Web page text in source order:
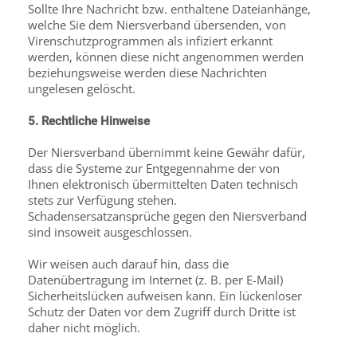
Sollte Ihre Nachricht bzw. enthaltene Dateianhänge,
welche Sie dem Niersverband übersenden, von
Virenschutzprogrammen als infiziert erkannt
werden, können diese nicht angenommen werden
beziehungsweise werden diese Nachrichten
ungelesen gelöscht.
5. Rechtliche Hinweise
Der Niersverband übernimmt keine Gewähr dafür,
dass die Systeme zur Entgegennahme der von
Ihnen elektronisch übermittelten Daten technisch
stets zur Verfügung stehen.
Schadensersatzansprüche gegen den Niersverband
sind insoweit ausgeschlossen.
Wir weisen auch darauf hin, dass die
Datenübertragung im Internet (z. B. per E-Mail)
Sicherheitslücken aufweisen kann. Ein lückenloser
Schutz der Daten vor dem Zugriff durch Dritte ist
daher nicht möglich.